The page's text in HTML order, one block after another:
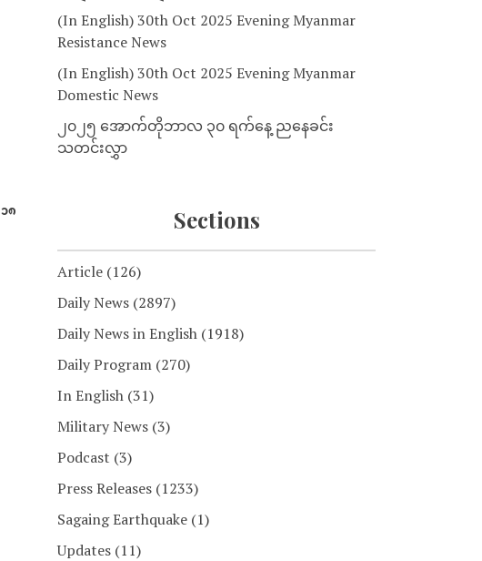
၁၈
(In English) 30th Oct 2025 Evening Myanmar
Resistance News
(In English) 30th Oct 2025 Evening Myanmar
Domestic News
၂၀၂၅ အောက်တိုဘာလ ၃၀ ရက်နေ့ ညနေခင်း
သတင်းလွှာ
Sections
Article (126)
Daily News (2897)
Daily News in English (1918)
Daily Program (270)
In English (31)
Military News (3)
Podcast (3)
Press Releases (1233)
Sagaing Earthquake (1)
Updates (11)